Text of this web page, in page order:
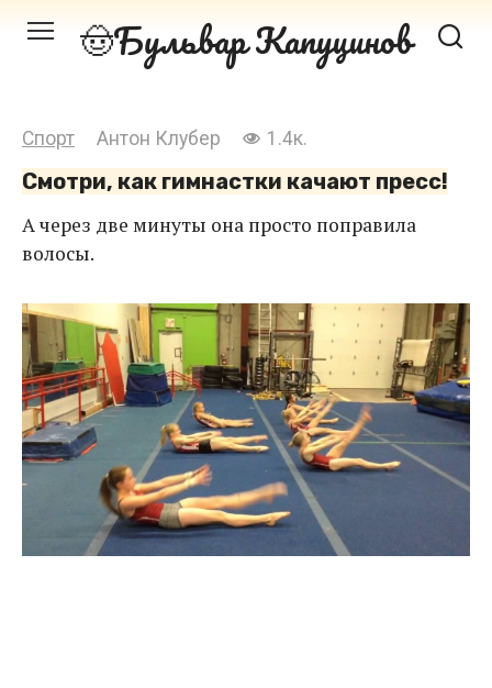
Перейти Бульвар Капуцинов
Спорт Антон Клубер 1.4к.
Смотри, как гимнастки качают пресс!
А через две минуты она просто поправила
волосы.